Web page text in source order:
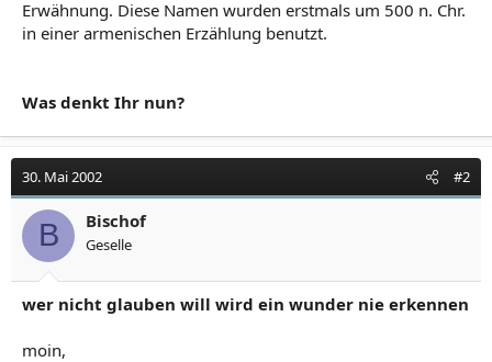
Erwähnung. Diese Namen wurden erstmals um 500 n. Chr.
in einer armenischen Erzählung benutzt.
Was denkt Ihr nun?
30. Mai 2002 #2
B Bischof
Geselle
wer nicht glauben will wird ein wunder nie erkennen
moin,